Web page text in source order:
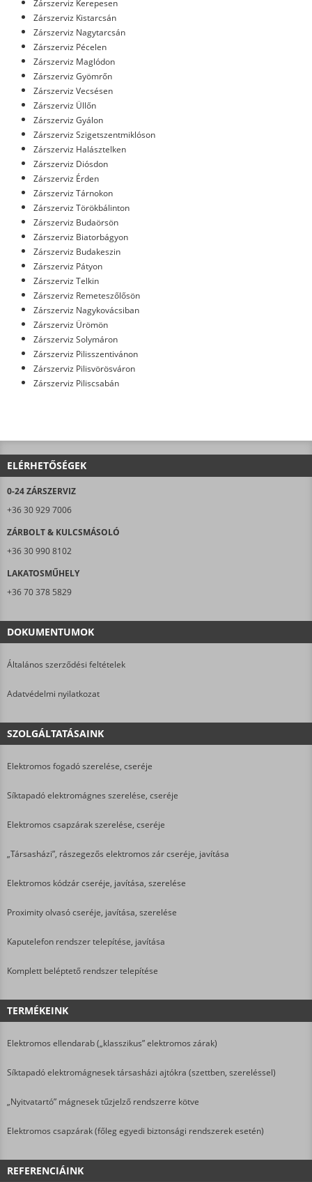
Zárszerviz Kerepesen
Zárszerviz Kistarcsán
Zárszerviz Nagytarcsán
Zárszerviz Pécelen
Zárszerviz Maglódon
Zárszerviz Gyömrőn
Zárszerviz Vecsésen
Zárszerviz Üllőn
Zárszerviz Gyálon
Zárszerviz Szigetszentmiklóson
Zárszerviz Halásztelken
Zárszerviz Diósdon
Zárszerviz Érden
Zárszerviz Tárnokon
Zárszerviz Törökbálinton
Zárszerviz Budaörsön
Zárszerviz Biatorbágyon
Zárszerviz Budakeszin
Zárszerviz Pátyon
Zárszerviz Telkin
Zárszerviz Remeteszőlősön
Zárszerviz Nagykovácsiban
Zárszerviz Ürömön
Zárszerviz Solymáron
Zárszerviz Pilisszentivánon
Zárszerviz Pilisvörösváron
Zárszerviz Piliscsabán
ELÉRHETŐSÉGEK
0-24 ZÁRSZERVIZ
+36 30 929 7006
ZÁRBOLT & KULCSMÁSOLÓ
+36 30 990 8102
LAKATOSMŰHELY
+36 70 378 5829
DOKUMENTUMOK
Általános szerződési feltételek
Adatvédelmi nyilatkozat
SZOLGÁLTATÁSAINK
Elektromos fogadó szerelése, cseréje
Síktapadó elektromágnes szerelése, cseréje
Elektromos csapzárak szerelése, cseréje
„Társasházi”, rászegezős elektromos zár cseréje, javítása
Elektromos kódzár cseréje, javítása, szerelése
Proximity olvasó cseréje, javítása, szerelése
Kaputelefon rendszer telepítése, javítása
Komplett beléptető rendszer telepítése
TERMÉKEINK
Elektromos ellendarab („klasszikus” elektromos zárak)
Síktapadó elektromágnesek társasházi ajtókra (szettben, szereléssel)
„Nyitvatartó” mágnesek tűzjelző rendszerre kötve
Elektromos csapzárak (főleg egyedi biztonsági rendszerek esetén)
REFERENCIÁINK